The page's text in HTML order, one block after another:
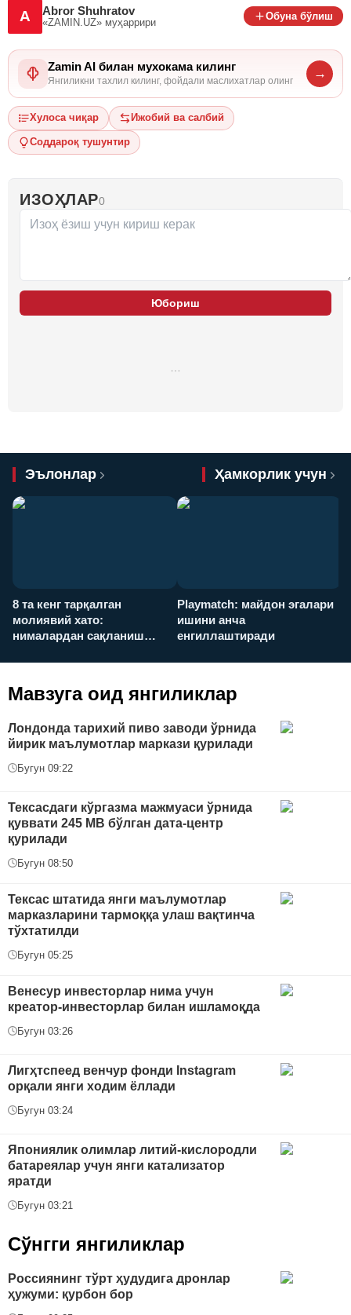
A Abror Shuhratov
«ZAMIN.UZ» муҳаррири
Обуна бўлиш
Zamin AI билан мухокама килинг
Янгиликни тахлил килинг, фойдали маслихатлар олинг
→
Хулоса чиқар Ижобий ва салбий
Соддароқ тушунтир
ИЗОҲЛАР0
Юбориш
Эълонлар Ҳамкорлик учун
8 та кенг тарқалган
молиявий хато:
нималардан сақланиш
Playmatch: майдон эгалари
ишини анча
енгиллаштиради
Мавзуга оид янгиликлар
Лондонда тарихий пиво заводи ўрнида
йирик маълумотлар маркази қурилади
Бугун 09:22
Тексасдаги кўргазма мажмуаси ўрнида
қуввати 245 МВ бўлган дата-центр
қурилади
Бугун 08:50
Тексас штатида янги маълумотлар
марказларини тармоққа улаш вақтинча
тўхтатилди
Бугун 05:25
Венесур инвесторлар нима учун
креатор-инвесторлар билан ишламоқда
Бугун 03:26
Лигҳтспеед венчур фонди Instagram
орқали янги ходим ёллади
Бугун 03:24
Япониялик олимлар литий-кислородли
батареялар учун янги катализатор
яратди
Бугун 03:21
Сўнгги янгиликлар
Россиянинг тўрт ҳудудига дронлар
ҳужуми: қурбон бор